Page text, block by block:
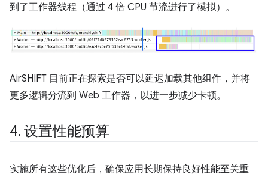
到了工作器线程（通过 4 倍 CPU 节流进行了模拟）。
AirSHIFT 目前正在探索是否可以延迟加载其他组件，并将
更多逻辑分流到 Web 工作器，以进一步减少卡顿。
4. 设置性能预算
实施所有这些优化后，确保应用长期保持良好性能至关重